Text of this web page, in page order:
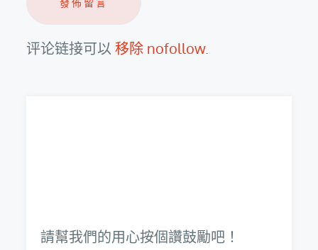
评论链接可以移除 nofollow.
請幫我們的用心按個讚鼓勵吧！